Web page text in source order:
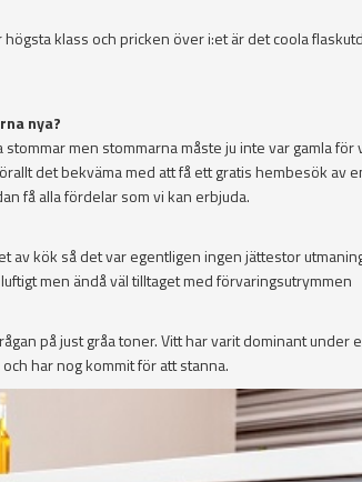
klass och pricken över i:et är det coola
nya?
men stommarna måste ju inte var gamla för
det bekväma med att få ett gratis hembesök av
få alla fördelar som vi kan erbjuda.
kök så det var egentligen ingen jättestor
men ändå väl tilltaget med förvaringsutrymmen
på just gråa toner. Vitt har varit dominant under
har nog kommit för att stanna.